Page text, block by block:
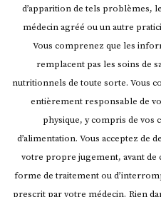
d’apparition de tels problèmes,
médecin agréé ou un autre
Vous comprenez que les
remplacent pas les soins de
nutritionnels de toute sorte. Vous
entièrement responsable de
physique, y compris de vos
d’alimentation. Vous acceptez de
votre propre jugement, avant
forme de traitement ou
prescrit par votre médecin. Rien